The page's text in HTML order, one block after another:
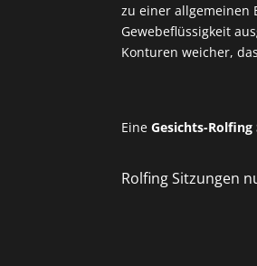
zu einer allgemeinen
Gewebeflüssigkeit
Konturen weicher,
EineGesichts-Rolfing
Rolfing Sitzungen